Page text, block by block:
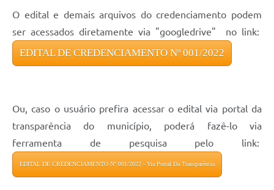
O edital e demais arquivos do credenciamento podem
ser acessados diretamente via "googledrive" no link:
EDITAL DE CREDENCIAMENTO Nº 001/2022
Ou, caso o usuário prefira acessar o edital via portal da
transparência do município, poderá fazê-lo via
ferramenta de pesquisa pelo link:
EDITAL DE CREDENCIAMENTO Nº 001/2022 - Via Portal Da Transparência